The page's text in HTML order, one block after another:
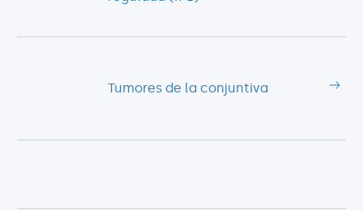
Tumores de la conjuntiva